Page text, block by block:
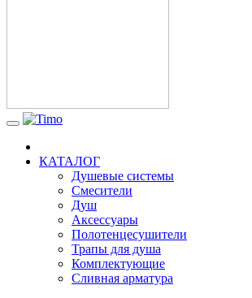
КАТАЛОГ
Душевые системы
Смесители
Душ
Аксессуары
Полотенцесушители
Трапы для душа
Комплектующие
Сливная арматура